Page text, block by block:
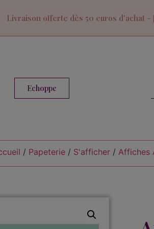
Livraison offerte dès 50 euros d'achat -
Echoppe
/ Papeterie / S'afficher / Affiches